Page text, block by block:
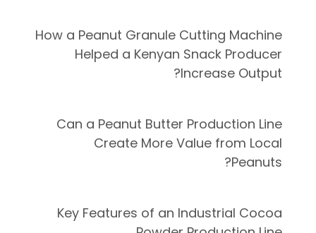
How a Peanut Granule Cutting Machine
Helped a Kenyan Snack Producer
Increase Output?
Can a Peanut Butter Production Line
Create More Value from Local
Peanuts?
Key Features of an Industrial Cocoa